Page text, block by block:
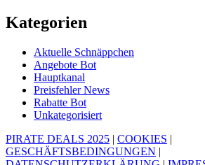
Kategorien
Aktuelle Schnäppchen
Angebote Bot
Hauptkanal
Preisfehler News
Rabatte Bot
Unkategorisiert
PIRATE DEALS 2025 | COOKIES |
GESCHÄFTSBEDINGUNGEN |